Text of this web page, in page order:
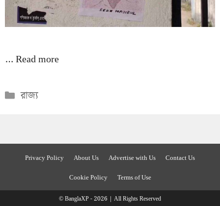
…Read more
Categories
রাজ্য
Privacy Policy About Us Advertise with Us
Contact Us
Cookie Policy
Terms of Use
© BanglaXP - 2026 | All Rights Reserved